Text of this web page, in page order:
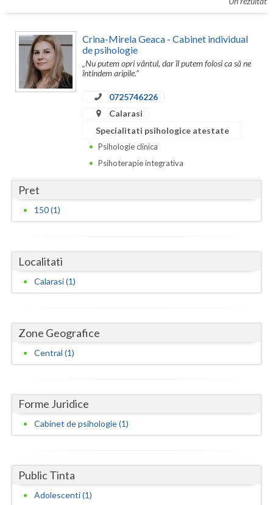
Bucuresti
Buzau
Calarasi
Covasna
Dambovita
Galati
Giurgiu
Harghita
Hunedoara
Iasi
Ilfov
Mehedinti
Mures
Crina-Mirela Geaca - Cabinet individual
de psihologie
„Nu putem opri vântul, dar îl putem folosi ca să ne
întindem aripile.”
0725746226
Calarasi
Specialitati psihologice atestate
Psihologie clinica
Psihoterapie integrativa
Pret
150 (1)
Localitati
Calarasi (1)
Zone Geografice
Central (1)
Forme Juridice
Cabinet de psihologie (1)
Public Tinta
Adolescenti (1)